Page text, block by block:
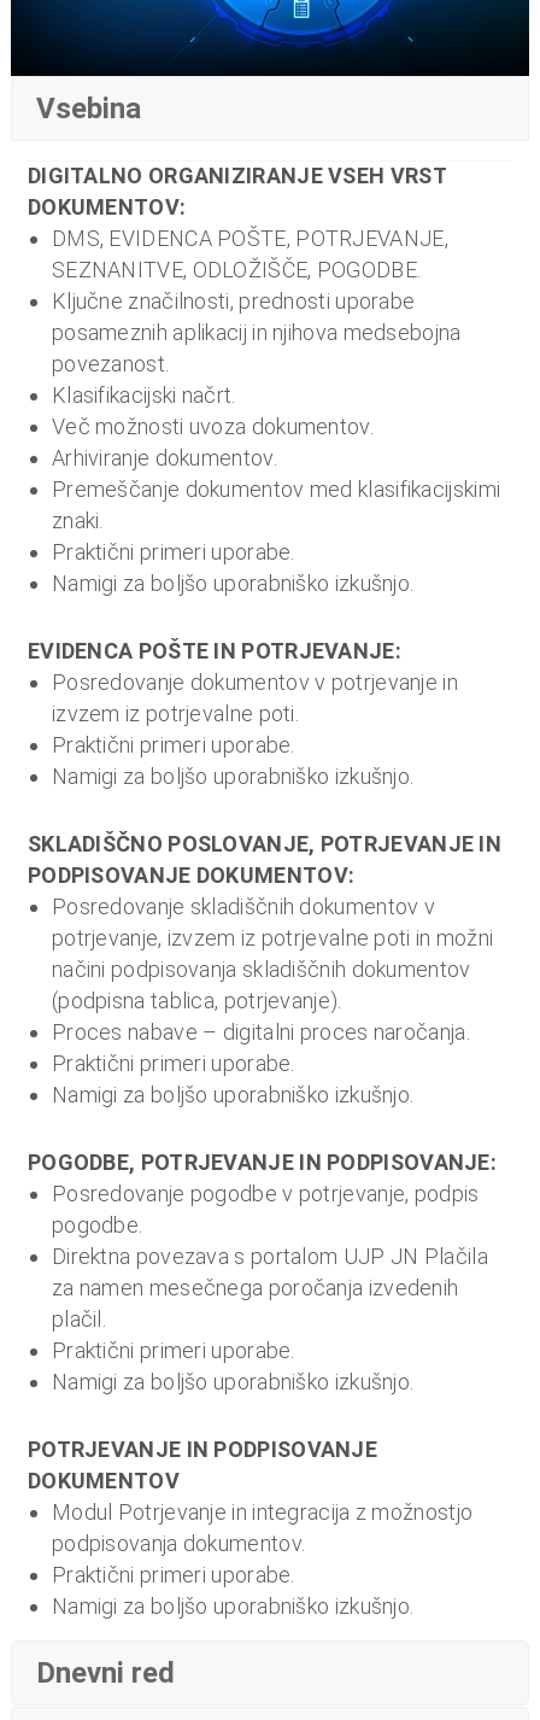
i
a
c
e
Vsebina
DIGITALNO ORGANIZIRANJE VSEH VRST
DOKUMENTOV:
DMS, EVIDENCA POŠTE, POTRJEVANJE,
SEZNANITVE, ODLOŽIŠČE, POGODBE.
Ključne značilnosti, prednosti uporabe
posameznih aplikacij in njihova medsebojna
povezanost.
Klasifikacijski načrt.
Več možnosti uvoza dokumentov.
Arhiviranje dokumentov.
Premeščanje dokumentov med klasifikacijskimi
znaki.
Praktični primeri uporabe.
Namigi za boljšo uporabniško izkušnjo.
EVIDENCA POŠTE IN POTRJEVANJE:
Posredovanje dokumentov v potrjevanje in
izvzem iz potrjevalne poti.
Praktični primeri uporabe.
Namigi za boljšo uporabniško izkušnjo.
SKLADIŠČNO POSLOVANJE, POTRJEVANJE IN
PODPISOVANJE DOKUMENTOV:
Posredovanje skladiščnih dokumentov v
potrjevanje, izvzem iz potrjevalne poti in možni
načini podpisovanja skladiščnih dokumentov
(podpisna tablica, potrjevanje).
Proces nabave – digitalni proces naročanja.
Praktični primeri uporabe.
Namigi za boljšo uporabniško izkušnjo.
POGODBE, POTRJEVANJE IN PODPISOVANJE:
Posredovanje pogodbe v potrjevanje, podpis
pogodbe.
Direktna povezava s portalom UJP JN Plačila
za namen mesečnega poročanja izvedenih
plačil.
Praktični primeri uporabe.
Namigi za boljšo uporabniško izkušnjo.
POTRJEVANJE IN PODPISOVANJE
DOKUMENTOV
Modul Potrjevanje in integracija z možnostjo
podpisovanja dokumentov.
Praktični primeri uporabe.
Namigi za boljšo uporabniško izkušnjo.
Dnevni red